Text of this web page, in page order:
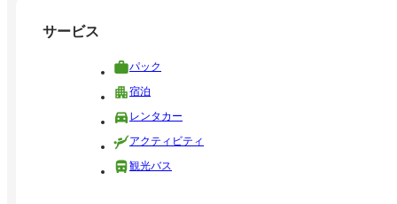
サービス
パック
宿泊
レンタカー
アクティビティ
観光バス